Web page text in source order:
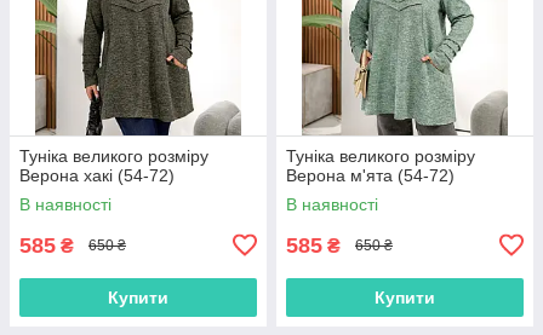
Туніка великого розміру
Верона хакі (54-72)
В наявності
585 ₴ 650 ₴
Купити
Туніка великого розміру
Верона м'ята (54-72)
В наявності
585 ₴ 650 ₴
Купити